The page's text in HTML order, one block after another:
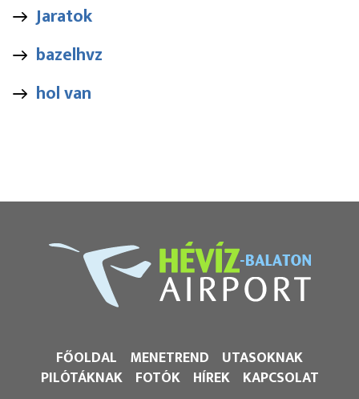
Jaratok
bazelhvz
hol van
FŐOLDAL MENETREND UTASOKNAK
PILÓTÁKNAK FOTÓK HÍREK KAPCSOLAT